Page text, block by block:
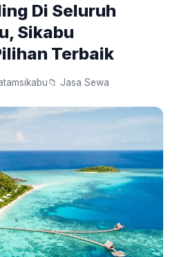
Di Seluruh
Sikabu
Terbaik
📁 Jasa Sewa